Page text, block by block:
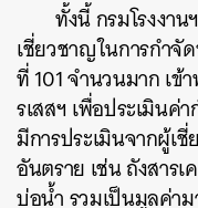
ทั้งนี้ กรมโรงงา
เชี่ยวชาญในการกำจั
ที่ 101 จำนวนมาก เ
รเสสฯ เพื่อประเมิน
มีการประเมินจากผู้เ
อันตราย เช่น ถังสาร
บ่อน้ำ รวมเป็นมูลค่า